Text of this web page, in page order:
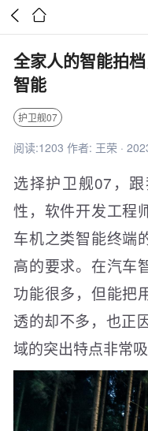
 
全家人的智能拍
智能
护卫舰07
阅读:1203 作者: 王荣 ·
选择护卫舰07，
性，软件开发工程
车机之类智能终端
高的要求。在汽车
功能很多，但能把
透的却不多，也正
域的突出特点非常吸